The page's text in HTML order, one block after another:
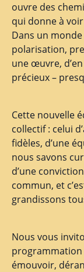
ouvre des
qui donne à
Dans un
polarisation,
une œuvre,
précieux –
Cette nouvelle
collectif : celui
fidèles, d’une
nous savons
d’une
commun, et
grandissons
Nous vous
programmation
émouvoir,